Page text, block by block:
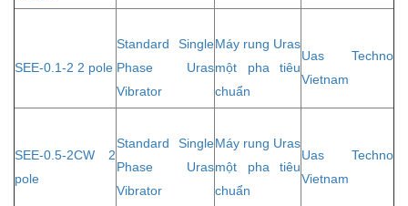
SEE-0.1-2 2 pole
Standard Single
Phase Uras
Vibrator
Máy rung Uras
một pha tiêu
chuẩn
Uas Techno
Vietnam
SEE-0.5-2CW 2
pole
Standard Single
Phase Uras
Vibrator
Máy rung Uras
một pha tiêu
chuẩn
Uas Techno
Vietnam